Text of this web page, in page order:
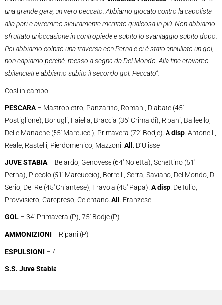
una grande gara, un vero peccato. Abbiamo giocato contro la capolista
alla pari e avremmo sicuramente meritato qualcosa in più. Non abbiamo
sfruttato un’occasione in contropiede e subito lo svantaggio subito dopo.
Poi abbiamo colpito una traversa con Perna e ci è stato annullato un gol,
non capiamo perchè, messo a segno da Del Mondo. Alla fine eravamo
sbilanciati e abbiamo subito il secondo gol. Peccato”.
Così in campo:
PESCARA – Mastropietro, Panzarino, Romani, Diabate (45′
Postiglione), Bonugli, Faiella, Braccia (36′ Crimaldi), Ripani, Balleello,
Delle Manache (55′ Marcucci), Primavera (72′ Bodje). A disp . Antonelli,
Reale, Rastelli, Pierdomenico, Mazzoni. All . D’Ulisse
JUVE STABIA – Belardo, Genovese (64′ Noletta), Schettino (51′
Perna), Piccolo (51′ Marcuccio), Borrelli, Serra, Saviano, Del Mondo, Di
Serio, Del Re (45′ Chiantese), Fravola (45′ Papa). A disp . De Iulio,
Provvisiero, Caropreso, Celentano. All . Franzese
GOL – 34′ Primavera (P), 75′ Bodje (P)
AMMONIZIONI – Ripani (P)
ESPULSIONI – /
S.S. Juve Stabia